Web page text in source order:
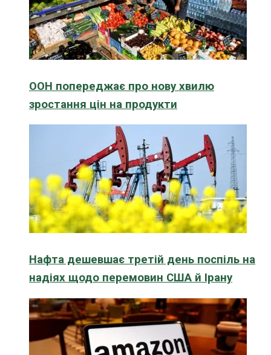
ООН попереджає про нову хвилю
зростання цін на продукти
Нафта дешевшає третій день поспіль на
надіях щодо перемовин США й Ірану